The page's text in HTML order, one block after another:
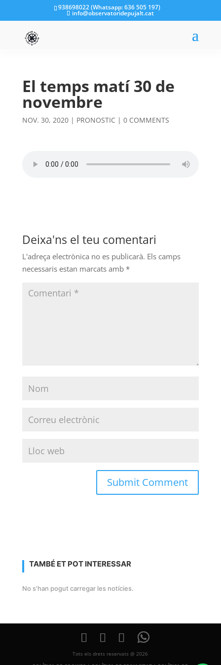
938698022 (Whatsapp: 636 505 197)
info@observatoridepujalt.cat
El temps matí 30 de
novembre
NOV. 30, 2020| PRONOSTIC | 0 COMMENTS
Deixa'ns el teu comentari
L'adreça electrònica no es publicarà. Els camps
necessaris estan marcats amb *
TAMBÉ ET POT INTERESSAR
No s'han pogut carregar les notícies.
Tots els drets reservats @ 2026